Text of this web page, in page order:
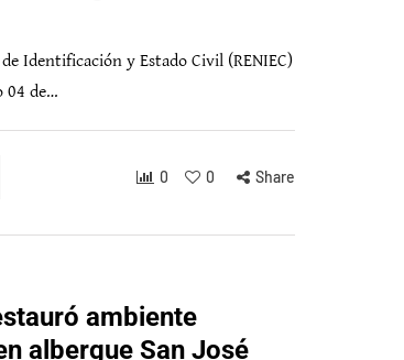
Identificación y Estado Civil (RENIEC)
04 de…
0 0 Share
ambiente
albergue San José